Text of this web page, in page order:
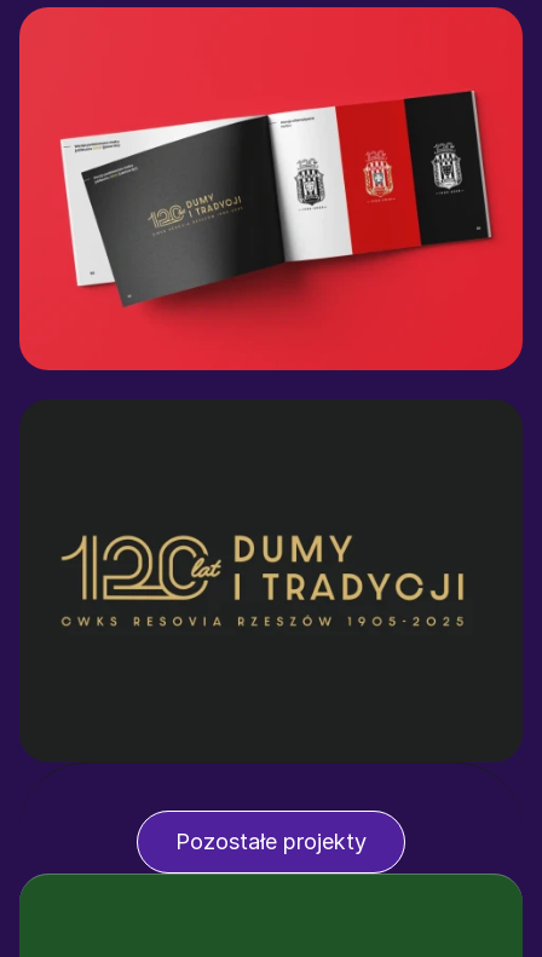
Pozostałe projekty